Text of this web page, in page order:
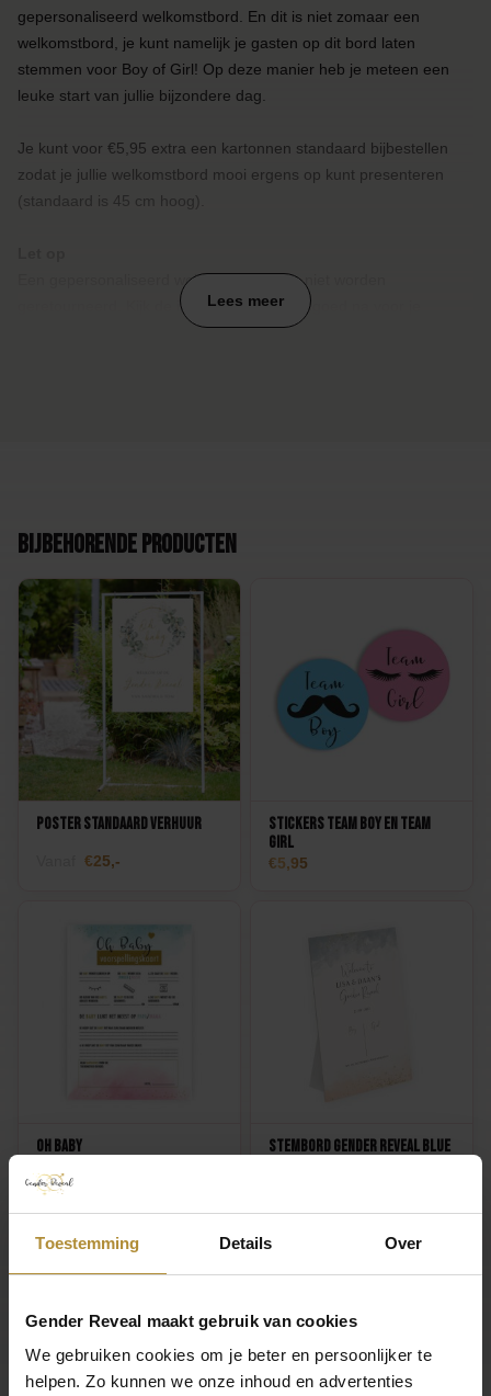
Toestemming Details Over
Gender Reveal maakt gebruik van cookies
We gebruiken cookies om je beter en persoonlijker te
helpen. Zo kunnen we onze inhoud en advertenties
gepersonaliseerd welkomstbord. En dit is niet zomaar een
welkomstbord, je kunt namelijk je gasten op dit bord laten
stemmen voor Boy of Girl! Op deze manier heb je meteen een
leuke start van jullie bijzondere dag.
Je kunt voor €5,95 extra een kartonnen standaard bijbestellen
zodat je jullie welkomstbord mooi ergens op kunt presenteren
(standaard is 45 cm hoog).
Een gepersonaliseerd welkomstbord kan niet worden
geretourneerd. Kijk de ingevoerde keuzes goed na voor je
bestelt, deze zijn definitief!
Lees meer
Bijbehorende producten
Poster Standaard Verhuur
25,-
Stickers Team Boy en Team
Girl
5,95
Oh Baby
7,95
Stembord Gender Reveal Blue
Technische specificaties
Verpakking